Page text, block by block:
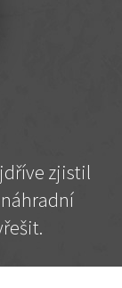
zjistil